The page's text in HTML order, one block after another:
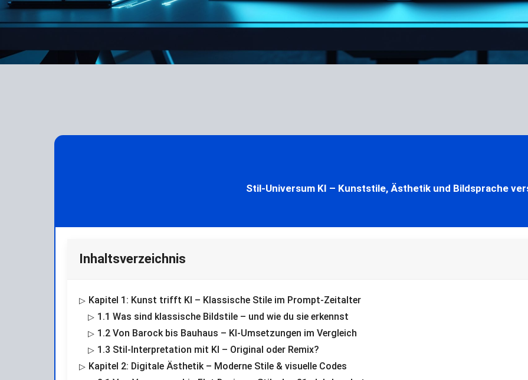
Stil-Universum KI – Kunststile, Ästhetik und Bildsprache
Inhaltsverzeichnis
Kapitel 1: Kunst trifft KI – Klassische Stile im Prompt-Zeitalter
1.1 Was sind klassische Bildstile – und wie du sie erkennst
1.2 Von Barock bis Bauhaus – KI-Umsetzungen im Vergleich
1.3 Stil-Interpretation mit KI – Original oder Remix?
Kapitel 2: Digitale Ästhetik – Moderne Stile & visuelle Codes